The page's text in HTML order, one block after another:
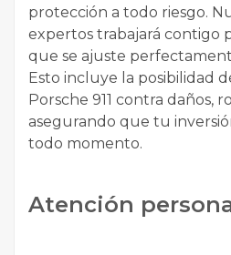
protección a todo riesgo.
expertos trabajará contigo
que se ajuste
Esto incluye la posibilidad
Porsche 911 contra daños,
asegurando que tu
todo momento.
Atención